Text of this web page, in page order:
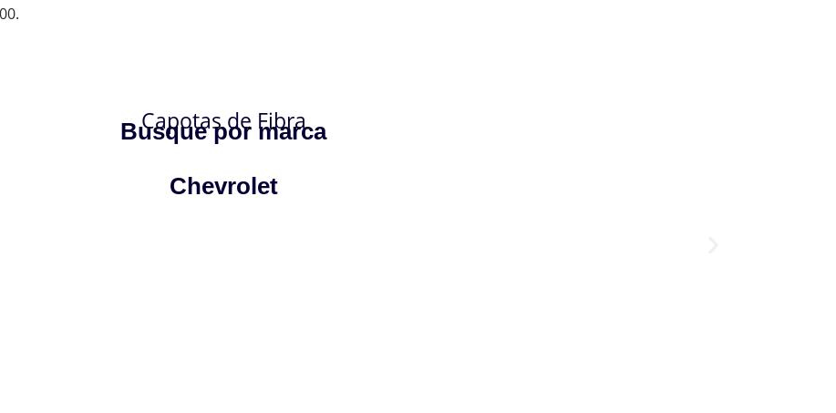
Capotas de Fibra
Busque por marca
Chevrolet